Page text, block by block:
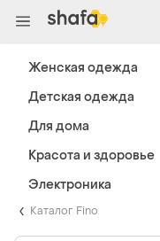
Каталог Fino
Женская одежда
Детская одежда
Для дома
Красота и здоровье
Электроника